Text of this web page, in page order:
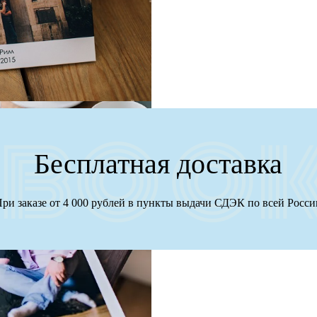
Бесплатная доставка
заказе от 4 000 рублей в пункты выдачи СДЭК по всей